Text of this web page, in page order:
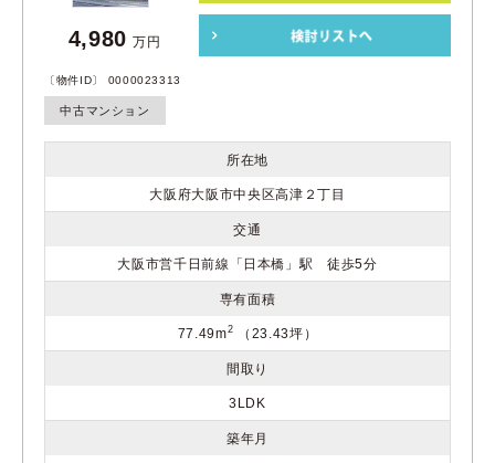
〔物件ID〕 0000023313
中古マンション
4,980 万円
所在地
大阪府大阪市中央区高津２丁目
交通
大阪市営千日前線「日本橋」駅 徒歩5分
専有面積
77.49m2 （23.43坪）
間取り
3LDK
築年月